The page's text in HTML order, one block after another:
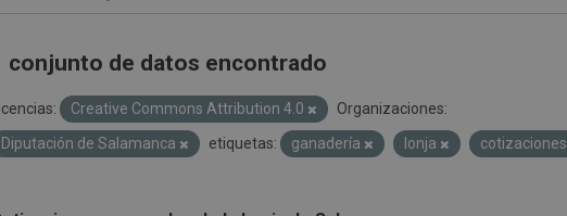
conjunto de datos encontrado
Creative Commons Attribution 4.0
Organizaciones:
Diputación de Salamanca
etiquetas: ganadería lonja cotizaciones